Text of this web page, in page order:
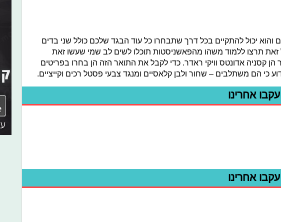
והוא יכול להתקיים בכל דרך שתבחרו כל עוד הבגד שלכם כולל שני בדים
תרצו ללמוד משהו מהפאשניסטות תוכלו לשים לב שמי שעשו זאת
הן קסניה אדונטס וויקי ראדר. כדי לקבל את התואר הזה הן בחרו בפריטים
כי הם משתלבים – שחור ולבן קלאסיים ומנגד צבעי פסטל רכים וקייציים.
עקבו אחרינו
עקבו אחרינו